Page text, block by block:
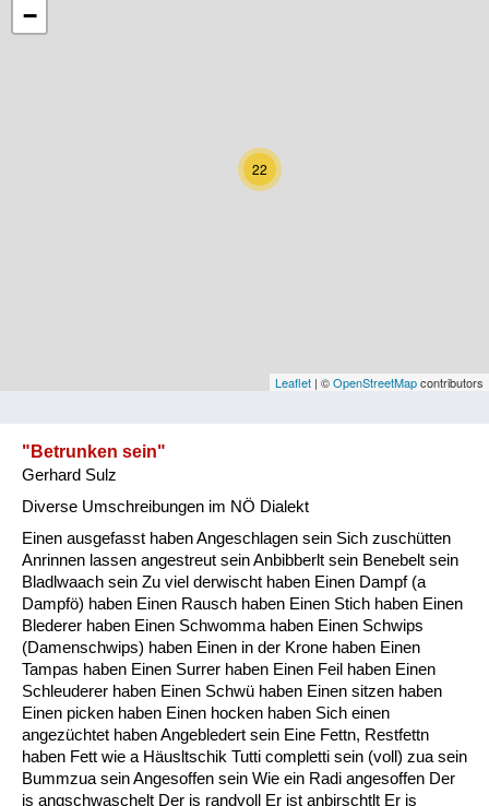
Niederösterreich
Oberösterreich
Vorarlberg
Natur und Landwirtschaft
Fluchen und Reden
Mensch, Tier und Alltag
Schmankerln und
Kulinarisches
22
−
Leaflet | ©OpenStreetMapcontributors
"Betrunken sein"
Gerhard Sulz
Diverse Umschreibungen im NÖ Dialekt
Einen ausgefasst haben Angeschlagen sein Sich zuschütten
Anrinnen lassen angestreut sein Anbibberlt sein Benebelt sein
Bladlwaach sein Zu viel derwischt haben Einen Dampf (a
Dampfö) haben Einen Rausch haben Einen Stich haben Einen
Blederer haben Einen Schwomma haben Einen Schwips
(Damenschwips) haben Einen in der Krone haben Einen
Tampas haben Einen Surrer haben Einen Feil haben Einen
Schleuderer haben Einen Schwü haben Einen sitzen haben
Einen picken haben Einen hocken haben Sich einen
angezüchtet haben Angebledert sein Eine Fettn, Restfettn
haben Fett wie a Häusltschik Tutti completti sein (voll) zua sein
Bummzua sein Angesoffen sein Wie ein Radi angesoffen Der
is angschwaschelt Der is randvoll Er ist anbirschtlt Er is